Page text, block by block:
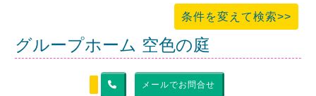
条件を変えて検索>>
グループホーム 空色の庭
メールでお問合せ